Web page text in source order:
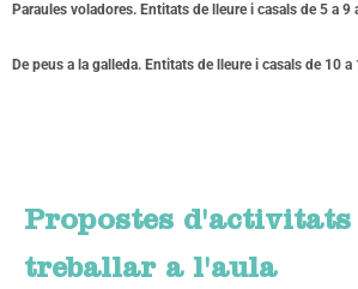
Paraules voladores. Entitats de lleure i casals de 5 a 9
De peus a la galleda. Entitats de lleure i casals de 10 a
Propostes d'activitats
treballar a l'aula